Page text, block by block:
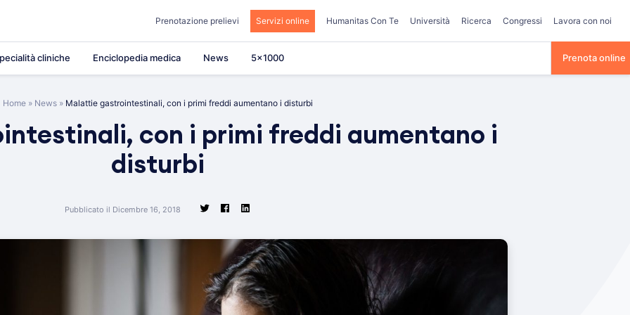
Prenotazione prelievi Servizi online Humanitas Con Te Università Ricerca Congressi Lavora con noi
cliniche Enciclopedia medica News 5×1000 Prenota online
Home» News» Malattie gastrointestinali, con i primi freddi aumentano i disturbi
con i primi freddi aumentano i
disturbi
Pubblicato il Dicembre 16, 2018